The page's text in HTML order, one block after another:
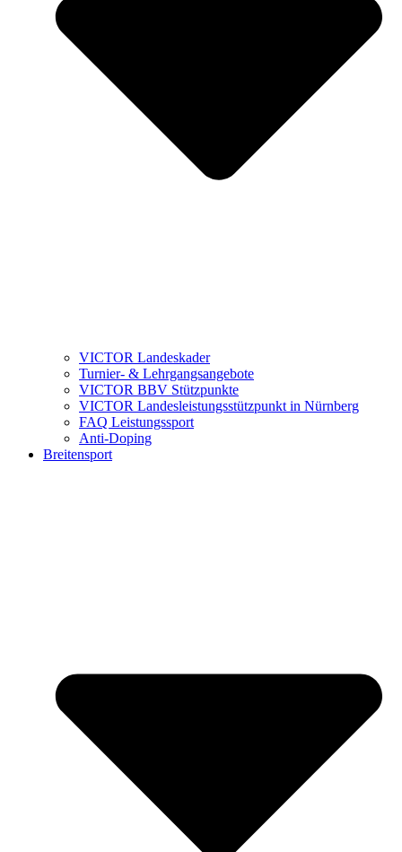
VICTOR Landeskader
Turnier- & Lehrgangsangebote
VICTOR BBV Stützpunkte
VICTOR Landesleistungsstützpunkt in Nürnberg
FAQ Leistungssport
Anti-Doping
Breitensport